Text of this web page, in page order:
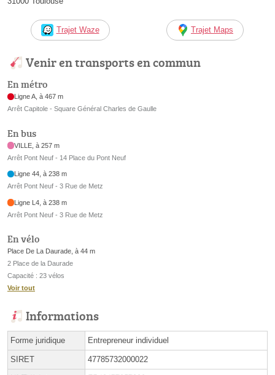
Trajet Waze Trajet Maps
Venir en transports en commun
En métro
Ligne A, à 467 m
Arrêt Capitole - Square Général Charles de Gaulle
En bus
VILLE, à 257 m
Arrêt Pont Neuf - 14 Place du Pont Neuf
Ligne 44, à 238 m
Arrêt Pont Neuf - 3 Rue de Metz
Ligne L4, à 238 m
Arrêt Pont Neuf - 3 Rue de Metz
En vélo
Place De La Daurade, à 44 m
2 Place de la Daurade
Capacité : 23 vélos
Voir tout
Informations
Forme juridique Entrepreneur individuel
SIRET 47785732000022